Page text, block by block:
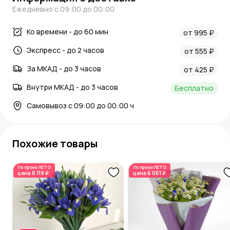
Ежедневно с 09:00 до 00:00
Ко времени - до 60 мин
от 995 ₽
Экспресс - до 2 часов
от 555 ₽
За МКАД - до 3 часов
от 425 ₽
Внутри МКАД - до 3 часов
Бесплатно
Самовывоз с 09:00 до 00:00 ч
Похожие товары
По промоЛЕТО
цена 8 119 ₽
По промоЛЕТО
цена 6 061 ₽